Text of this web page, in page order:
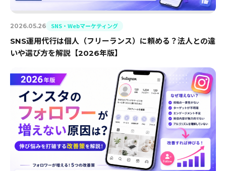
2026.05.26 SNS・Webマーケティング
SNS運用代行は個人（フリーランス）に頼める？法人との違
いや選び方を解説【2026年版】